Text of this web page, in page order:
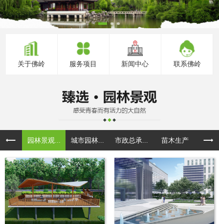
关于佛岭 服务项目 新闻中心 联系佛岭
园林景观... 城市园林... 市政总承... 苗木生产